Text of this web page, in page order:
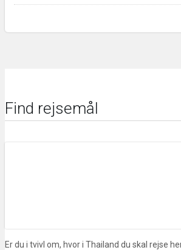
Find rejsemål
Er du i tvivl om, hvor i Thailand du skal rejse